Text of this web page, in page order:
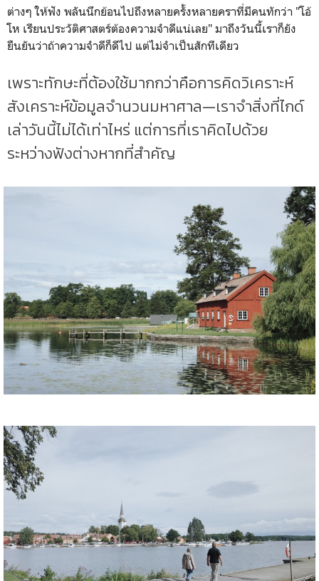
ต่างๆ ให้ฟัง พลันนึกย้อนไปถึงหลายครั้งหลายคราที่มีคนทักว่า "โอ้
โห เรียนประวัติศาสตร์ต้องความจำดีแน่เลย" มาถึงวันนี้เราก็ยัง
ยืนยันว่าถ้าความจำดีก็ดีไป แต่ไม่จำเป็นสักทีเดียว
เพราะทักษะที่ต้องใช้มากกว่าคือการคิดวิเคราะห์
สังเคราะห์ข้อมูลจำนวนมหาศาล—เราจำสิ่งที่ไกด์
เล่าวันนี้ไม่ได้เท่าไหร่ แต่การที่เราคิดไปด้วย
ระหว่างฟังต่างหากที่สำคัญ